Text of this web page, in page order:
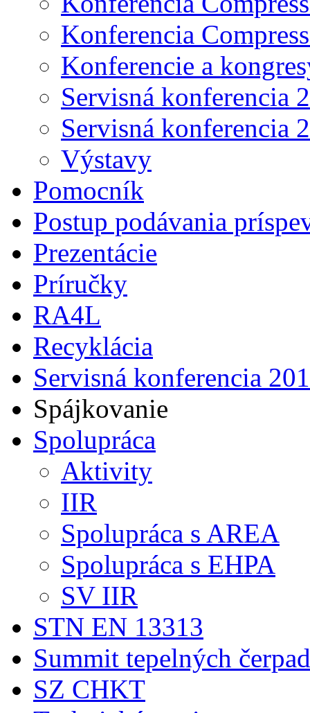
Konferencia
Konferencie a
Servisná konferencia
Servisná konferencia
Výstavy
Pomocník
Postup podávania
Prezentácie
Príručky
RA4L
Recyklácia
Servisná konferencia
Spájkovanie
Spolupráca
Aktivity
IIR
Spolupráca s AREA
Spolupráca s EHPA
SV IIR
STN EN 13313
Summit tepelných
SZ CHKT